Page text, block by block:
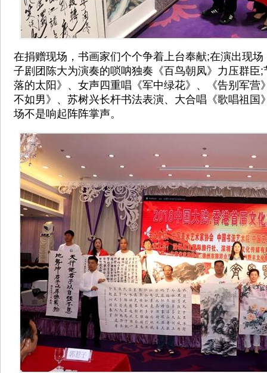
在捐赠现场，书画家们个个争着上台奉献;在演出现
子剧团陈大为演奏的唢呐独奏《百鸟朝凤》力压群臣
落的太阳》、女声四重唱《军中绿花》、《告别军营
不如男》、苏树兴长杆书法表演、大合唱《歌唱祖国
场不是响起阵阵掌声。